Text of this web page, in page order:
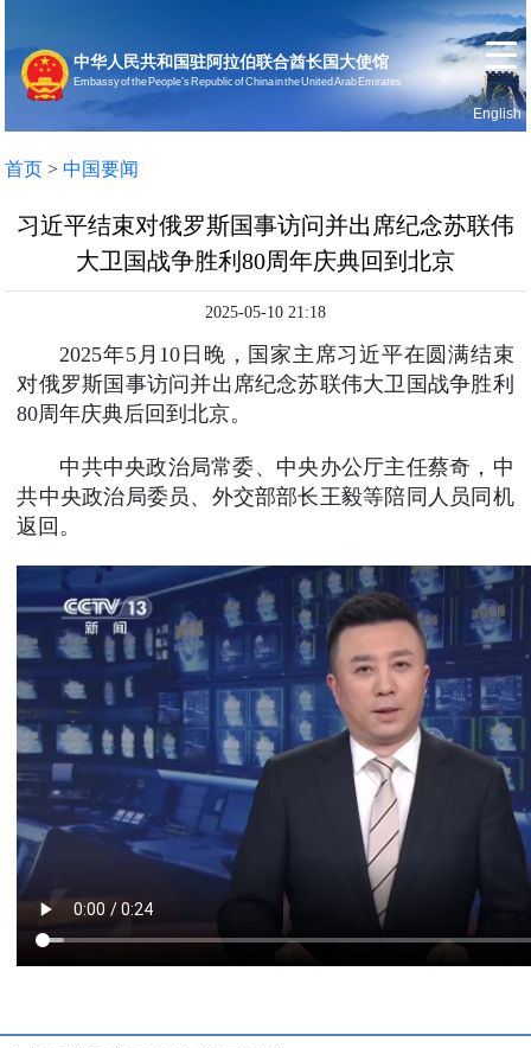
中华人民共和国驻阿拉伯联合酋长国大使馆
Embassy of the People’s Republic of China in the United Arab Emirates
English
首页 >中国要闻
习近平结束对俄罗斯国事访问并出席纪念苏联伟
大卫国战争胜利80周年庆典回到北京
2025-05-10 21:18
2025年5月10日晚，国家主席习近平在圆满结束
对俄罗斯国事访问并出席纪念苏联伟大卫国战争胜利
80周年庆典后回到北京。
中共中央政治局常委、中央办公厅主任蔡奇，中
共中央政治局委员、外交部部长王毅等陪同人员同机
返回。